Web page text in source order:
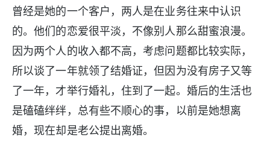
曾经是她的一个客户，两人是在业务往来中认识
的。他们的恋爱很平淡，不像别人那么甜蜜浪漫。
因为两个人的收入都不高，考虑问题都比较实际，
所以谈了一年就领了结婚证，但因为没有房子又等
了一年，才举行婚礼，住到了一起。婚后的生活也
是磕磕绊绊，总有些不顺心的事，以前是她想离
婚，现在却是老公提出离婚。